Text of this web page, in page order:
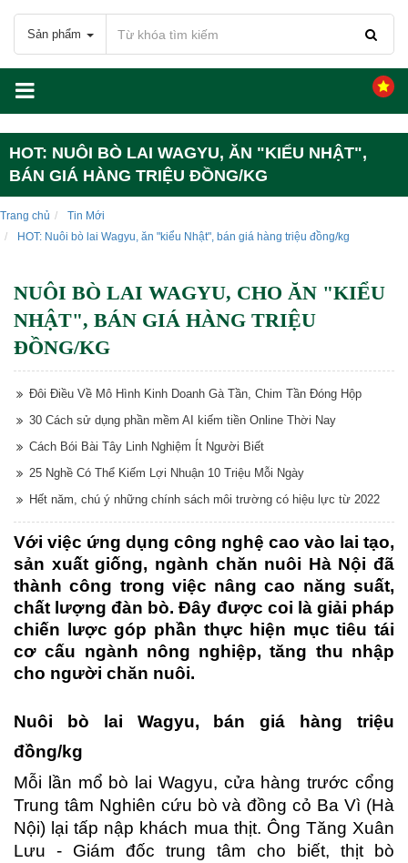
Sản phẩm
HOT: NUÔI BÒ LAI WAGYU, ĂN "KIỂU NHẬT",
BÁN GIÁ HÀNG TRIỆU ĐỒNG/KG
Trang chủ
Tin Mới
HOT: Nuôi bò lai Wagyu, ăn "kiểu Nhật", bán giá hàng triệu đồng/kg
NUÔI BÒ LAI WAGYU, CHO ĂN "KIỂU
NHẬT", BÁN GIÁ HÀNG TRIỆU
ĐỒNG/KG
Đôi Điều Về Mô Hình Kinh Doanh Gà Tần, Chim Tần Đóng Hộp
30 Cách sử dụng phần mềm AI kiếm tiền Online Thời Nay
Cách Bói Bài Tây Linh Nghiệm Ít Người Biết
25 Nghề Có Thể Kiếm Lợi Nhuận 10 Triệu Mỗi Ngày
Hết năm, chú ý những chính sách môi trường có hiệu lực từ 2022
Với việc ứng dụng công nghệ cao vào lai tạo,
sản xuất giống, ngành chăn nuôi Hà Nội đã
thành công trong việc nâng cao năng suất,
chất lượng đàn bò. Đây được coi là giải pháp
chiến lược góp phần thực hiện mục tiêu tái
cơ cấu ngành nông nghiệp, tăng thu nhập
cho người chăn nuôi.
Nuôi bò lai Wagyu, bán giá hàng triệu
đồng/kg
Mỗi lần mổ bò lai Wagyu, cửa hàng trước cổng
Trung tâm Nghiên cứu bò và đồng cỏ Ba Vì (Hà
Nội) lại tấp nập khách mua thịt. Ông Tăng Xuân
Lưu - Giám đốc trung tâm cho biết, thịt bò